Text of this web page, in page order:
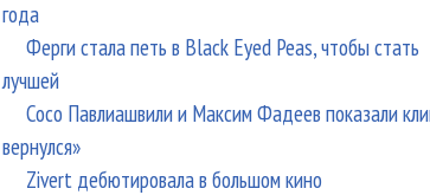
года
Ферги стала петь в Black Eyed Peas, чтобы стать
лучшей
Сосо Павлиашвили и Максим Фадеев показали
вернулся»
Zivert дебютировала в большом кино